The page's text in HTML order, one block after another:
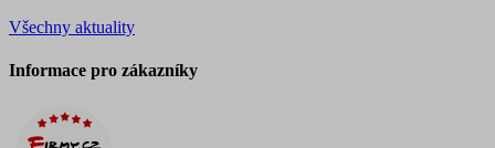
Všechny aktuality
Informace pro zákazníky